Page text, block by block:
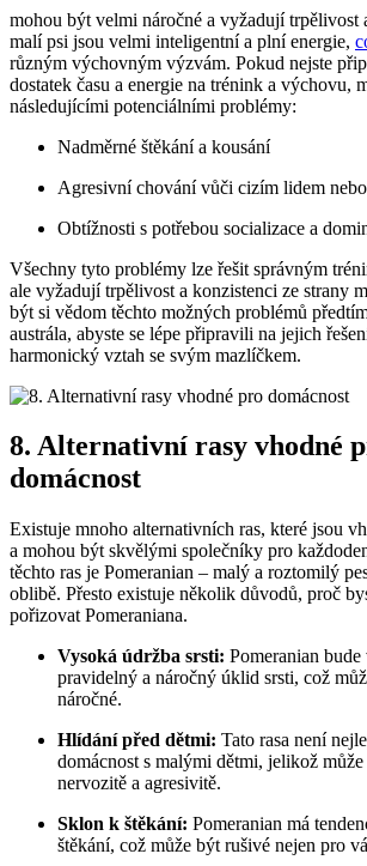
⁢mohou být ​velmi ⁤náročné a vyžadují trpělivost
malí psi jsou velmi inteligentní a plní energie,
různým výchovným⁢ výzvám. Pokud nejste
dostatek času‌ a energie na trénink a⁣ výchovu,
následujícími potenciálními problémy:
Nadměrné štěkání a kousání
Agresivní chování ‌vůči cizím lidem
Obtížnosti ‌s‌ potřebou socializace a
Všechny tyto problémy lze řešit⁤ správným
ale ‍vyžadují⁤ trpělivost a konzistenci ze ​strany
být si ⁢vědom těchto možných problémů
austrála, abyste se lépe připravili na​ jejich​
harmonický vztah se svým mazlíčkem.
8. Alternativní rasy vhodné
domácnost
Existuje mnoho alternativních ⁣ras, které jsou
a ⁤mohou‍ být skvělými​ společníky pro
těchto ras je Pomeranian – malý a roztomilý
⁣oblibě. Přesto existuje několik důvodů, proč
pořizovat Pomeraniana.
Vysoká údržba srsti: Pomeranian
pravidelný a náročný⁢ úklid srsti, což
náročné.
Hlídání před⁣ dětmi: ​Tato rasa není
domácnost s malými dětmi, jelikož
⁢nervozitě a⁤ agresivitě.
Sklon k⁤ štěkání: Pomeranian má
⁤štěkání, což může být ‍rušivé nejen pro